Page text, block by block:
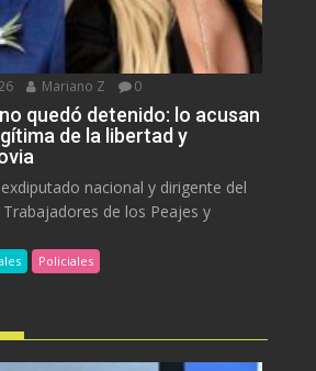
Mariano Z 0
quedó detenido: lo acusan
de la libertad y
nacional y dirigente del
de los Peajes y
Policiales